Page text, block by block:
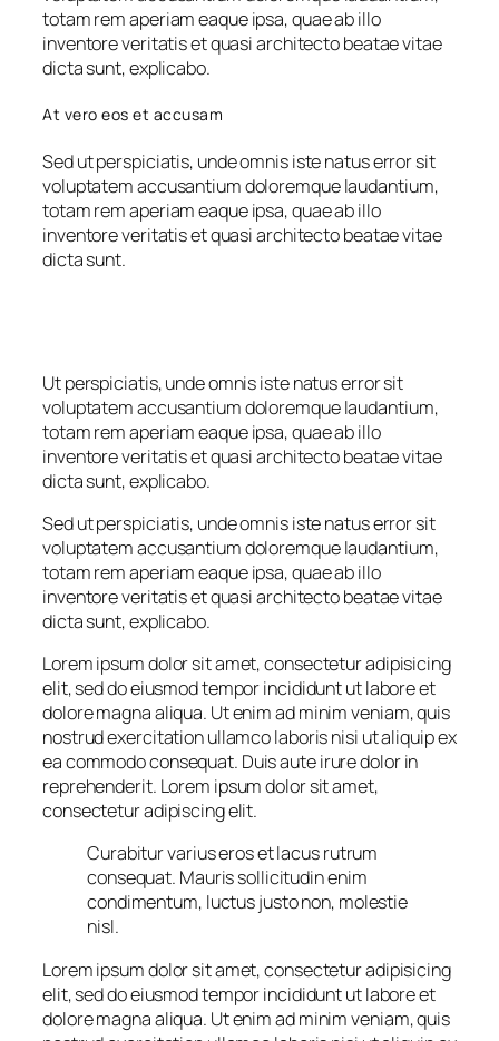
totam rem aperiam eaque ipsa, quae ab illo
inventore veritatis et quasi architecto beatae vitae
dicta sunt, explicabo.
At vero eos et accusam
Sed ut perspiciatis, unde omnis iste natus error sit
voluptatem accusantium doloremque laudantium,
totam rem aperiam eaque ipsa, quae ab illo
inventore veritatis et quasi architecto beatae vitae
dicta sunt.
Ut perspiciatis, unde omnis iste natus error sit
voluptatem accusantium doloremque laudantium,
totam rem aperiam eaque ipsa, quae ab illo
inventore veritatis et quasi architecto beatae vitae
dicta sunt, explicabo.
Sed ut perspiciatis, unde omnis iste natus error sit
voluptatem accusantium doloremque laudantium,
totam rem aperiam eaque ipsa, quae ab illo
inventore veritatis et quasi architecto beatae vitae
dicta sunt, explicabo.
Lorem ipsum dolor sit amet, consectetur adipisicing
elit, sed do eiusmod tempor incididunt ut labore et
dolore magna aliqua. Ut enim ad minim veniam, quis
nostrud exercitation ullamco laboris nisi ut aliquip ex
ea commodo consequat. Duis aute irure dolor in
reprehenderit. Lorem ipsum dolor sit amet,
consectetur adipiscing elit.
Curabitur varius eros et lacus rutrum
consequat. Mauris sollicitudin enim
condimentum, luctus justo non, molestie
nisl.
Lorem ipsum dolor sit amet, consectetur adipisicing
elit, sed do eiusmod tempor incididunt ut labore et
dolore magna aliqua. Ut enim ad minim veniam, quis